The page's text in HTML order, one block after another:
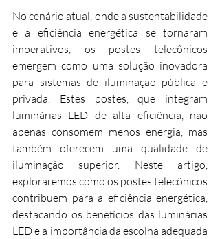
No cenário atual, onde a sustentabilidade
e a eficiência energética se tornaram
imperativos, os postes telecônicos
emergem como uma solução inovadora
para sistemas de iluminação pública e
privada. Estes postes, que integram
luminárias LED de alta eficiência, não
apenas consomem menos energia, mas
também oferecem uma qualidade de
iluminação superior. Neste artigo,
exploraremos como os postes telecônicos
contribuem para a eficiência energética,
destacando os benefícios das luminárias
LED e a importância da escolha adequada